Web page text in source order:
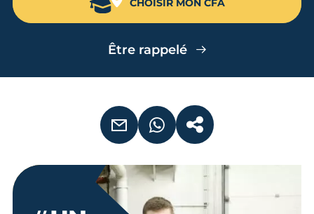
CHOISIR MON CFA
Être rappelé
EMAIL WHATSAPPCOPIER LE LIEN